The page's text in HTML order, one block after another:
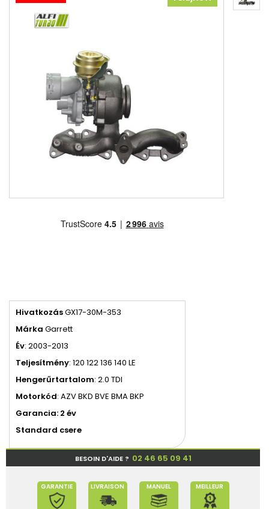
HivatkozásGX17-30M-353
Márka Garrett
Év: 2003-2013
Teljesítmény: 120 122 136 140 LE
Hengerűrtartalom: 2.0 TDI
Motorkód: AZV BKD BVE BMA BKP
Garancia: 2 év
Standard csere
BESOIN D'AIDE ? 02 46 65 09 41
GARANTIE LIVRAISON MANUEL MEILLEUR